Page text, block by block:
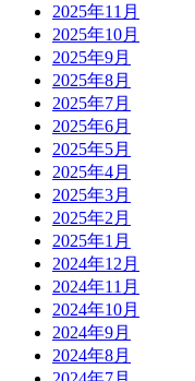
2025年11月
2025年10月
2025年9月
2025年8月
2025年7月
2025年6月
2025年5月
2025年4月
2025年3月
2025年2月
2025年1月
2024年12月
2024年11月
2024年10月
2024年9月
2024年8月